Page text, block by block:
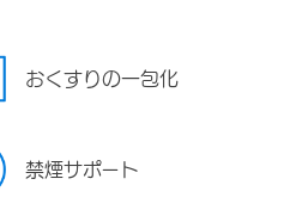
おくすりの一包化
禁煙サポート